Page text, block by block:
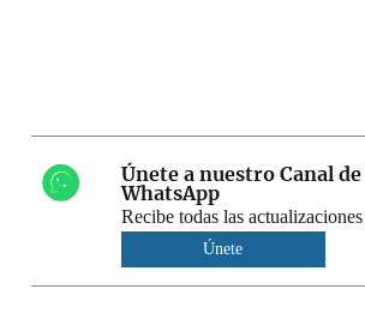
Únete a nuestro Canal de
WhatsApp
Recibe todas las actualizaciones
Únete